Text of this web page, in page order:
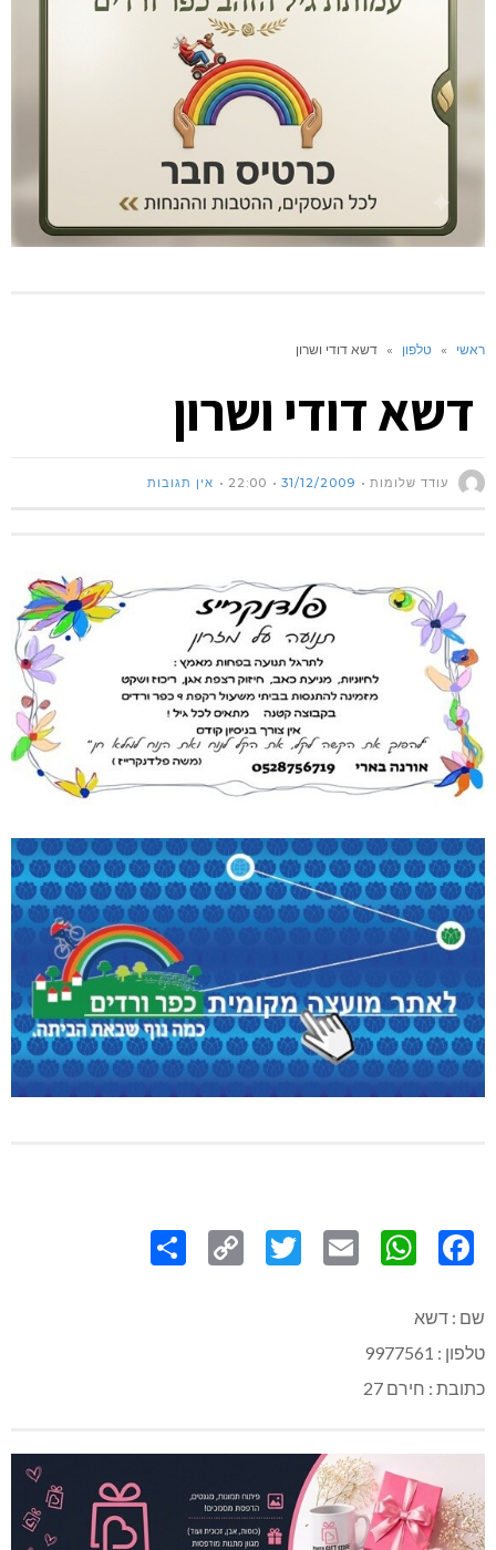
ראשי » טלפון » דשא דודי ושרון
דשא דודי ושרון
עודד שלומות 31/12/2009
22:00 אין תגובות
Link
שם : דשא
טלפון : 9977561
כתובת : חירם 27